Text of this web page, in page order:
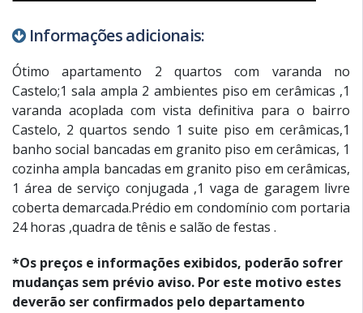
Informações adicionais:
Ótimo apartamento 2 quartos com varanda no
Castelo;1 sala ampla 2 ambientes piso em cerâmicas ,1
varanda acoplada com vista definitiva para o bairro
Castelo, 2 quartos sendo 1 suite piso em cerâmicas,1
banho social bancadas em granito piso em cerâmicas, 1
cozinha ampla bancadas em granito piso em cerâmicas,
1 área de serviço conjugada ,1 vaga de garagem livre
coberta demarcada.Prédio em condomínio com portaria
24 horas ,quadra de tênis e salão de festas .
*Os preços e informações exibidos, poderão sofrer
mudanças sem prévio aviso. Por este motivo estes
deverão ser confirmados pelo departamento